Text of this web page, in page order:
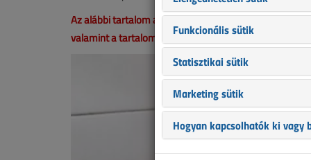
Az alábbi tartalom archív, 6 éve frissült utoljára. A
valamint a tartalom helyenként hiányos lehet (képek,
Funkcionális sütik
Statisztikai sütik
Marketing sütik
Hogyan kapcsolhatók ki vagy